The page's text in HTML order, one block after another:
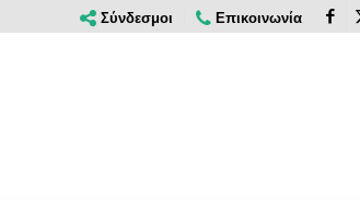
Σύνδεσμοι Επικοινωνία